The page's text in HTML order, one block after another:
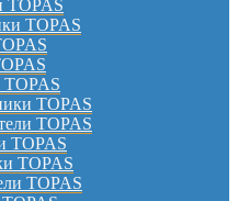
TOPAS
TOPAS
TOPAS
TOPAS
TOPAS
TOPAS
TOPAS